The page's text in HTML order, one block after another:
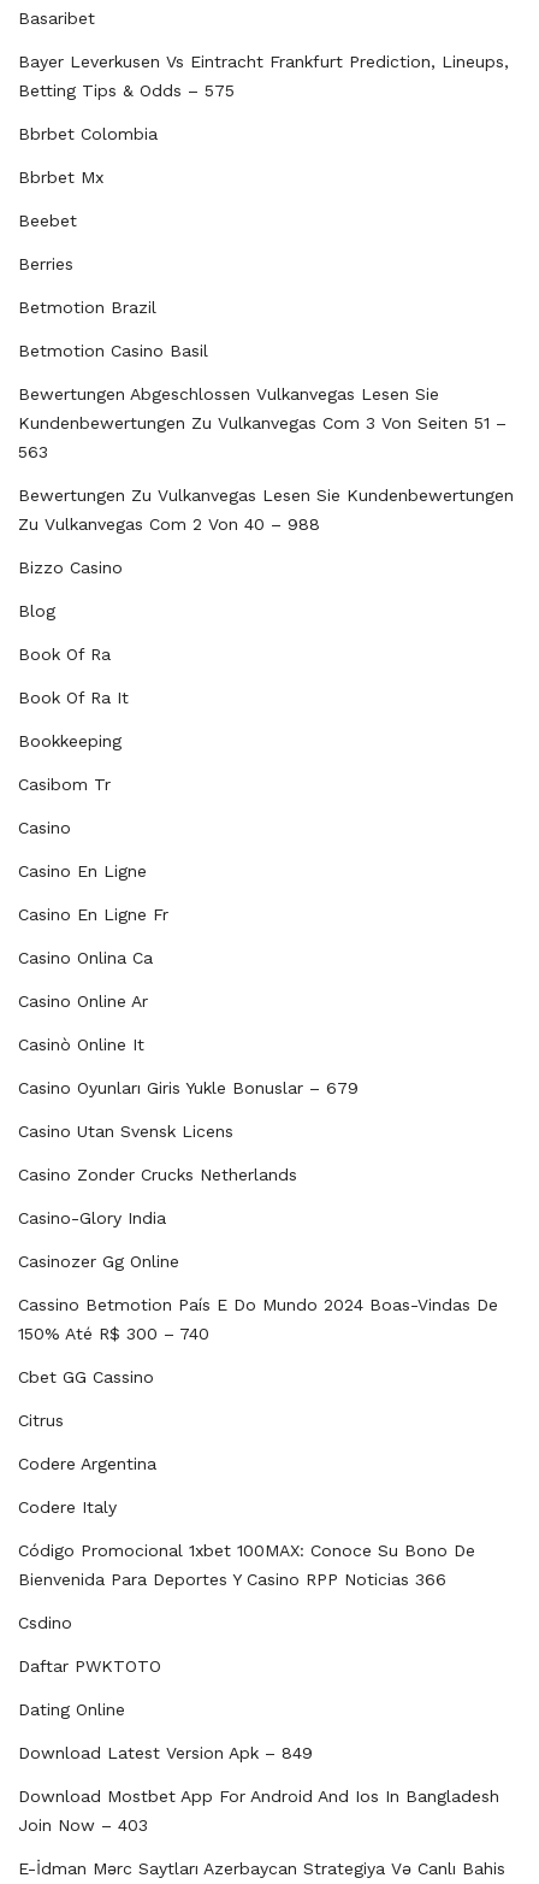
Basaribet
Bayer Leverkusen Vs Eintracht Frankfurt Prediction, Lineups,
Betting Tips & Odds – 575
Bbrbet Colombia
Bbrbet Mx
Beebet
Berries
Betmotion Brazil
Betmotion Casino Basil
Bewertungen Abgeschlossen Vulkanvegas Lesen Sie
Kundenbewertungen Zu Vulkanvegas Com 3 Von Seiten 51 –
563
Bewertungen Zu Vulkanvegas Lesen Sie Kundenbewertungen
Zu Vulkanvegas Com 2 Von 40 – 988
Bizzo Casino
Blog
Book Of Ra
Book Of Ra It
Bookkeeping
Casibom Tr
Casino
Casino En Ligne
Casino En Ligne Fr
Casino Onlina Ca
Casino Online Ar
Casinò Online It
Casino Oyunları Giris Yukle Bonuslar – 679
Casino Utan Svensk Licens
Casino Zonder Crucks Netherlands
Casino-Glory India
Casinozer Gg Online
Cassino Betmotion País E Do Mundo 2024 Boas-Vindas De
150% Até R$ 300 – 740
Cbet GG Cassino
Citrus
Codere Argentina
Codere Italy
Código Promocional 1xbet 100MAX: Conoce Su Bono De
Bienvenida Para Deportes Y Casino RPP Noticias 366
Csdino
Daftar PWKTOTO
Dating Online
Download Latest Version Apk – 849
Download Mostbet App For Android And Ios In Bangladesh
Join Now – 403
E-İdman Mərc Saytları Azerbaycan Strategiya Və Canlı Bahis